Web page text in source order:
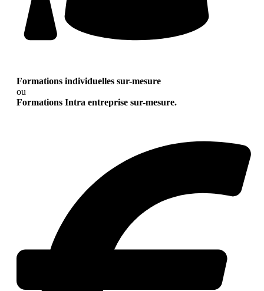
Formations individuelles sur-mesure
ou
Formations Intra entreprise sur-mesure.